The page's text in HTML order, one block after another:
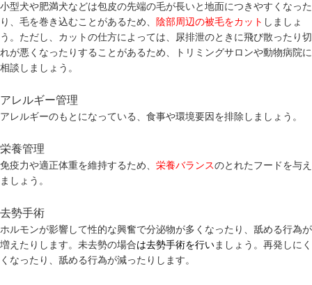
小型犬や肥満犬などは包皮の先端の毛が長いと地面につきやすくなった
り、毛を巻き込むことがあるため、 陰部周辺の被毛をカット しましょ
う。ただし、カットの仕方によっては、尿排泄のときに飛び散ったり切
れが悪くなったりすることがあるため、トリミングサロンや動物病院に
相談しましょう。
アレルギー管理
アレルギーのもとになっている、食事や環境要因を排除しましょう。
栄養管理
免疫力や適正体重を維持するため、 栄養バランスのとれたフードを与え
ましょう。
去勢手術
ホルモンが影響して性的な興奮で分泌物が多くなったり、舐める行為が
増えたりします。未去勢の場合は去勢手術を行いましょう。再発しにく
くなったり、舐める行為が減ったりします。